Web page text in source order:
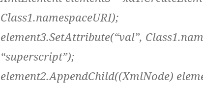
Class1.namespaceURI);
element3.SetAttribute(“val”,
“superscript”);
element2.AppendChild((XmlNode)